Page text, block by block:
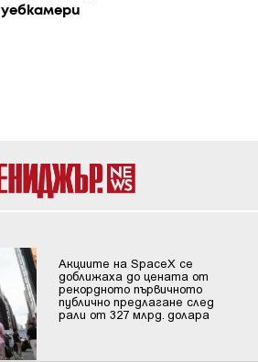
уебкамери
Акциите на SpaceX се
доближаха до цената от
рекордното първичното
публично предлагане след
рали от 327 млрд. долара